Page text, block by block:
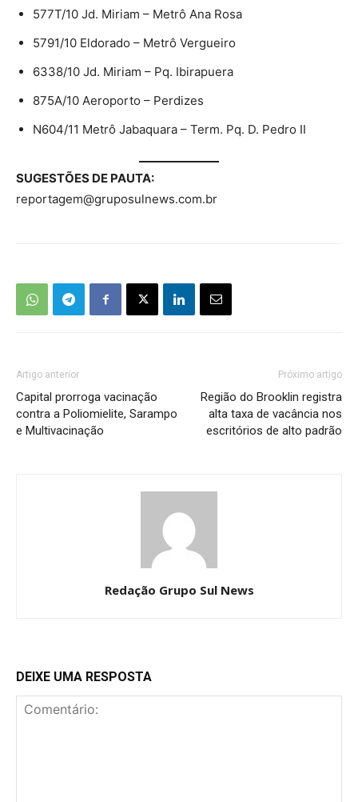
577T/10 Jd. Miriam – Metrô Ana Rosa
5791/10 Eldorado – Metrô Vergueiro
6338/10 Jd. Miriam – Pq. Ibirapuera
875A/10 Aeroporto – Perdizes
N604/11 Metrô Jabaquara – Term. Pq. D. Pedro II
SUGESTÕES DE PAUTA:
reportagem@gruposulnews.com.br
Artigo anterior
Capital prorroga vacinação
contra a Poliomielite, Sarampo
e Multivacinação
Próximo artigo
Região do Brooklin registra
alta taxa de vacância nos
escritórios de alto padrão
Redação Grupo Sul News
DEIXE UMA RESPOSTA